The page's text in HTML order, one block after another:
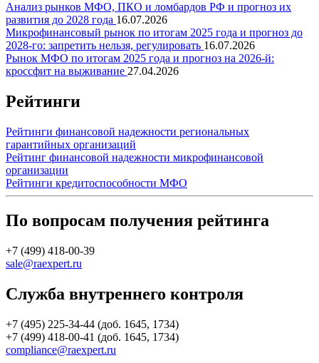
Анализ рынков МФО, ПКО и ломбардов РФ и прогноз их
развития до 2028 года 16.07.2026
Микрофинансовый рынок по итогам 2025 года и прогноз до
2028-го: запретить нельзя, регулировать 16.07.2026
Рынок МФО по итогам 2025 года и прогноз на 2026-й:
кроссфит на выживание 27.04.2026
Рейтинги
Рейтинги финансовой надежности региональных
гарантийных организаций
Рейтинг финансовой надежности микрофинансовой
организации
Рейтинги кредитоспособности МФО
По вопросам получения рейтинга
+7 (499) 418-00-39
sale@raexpert.ru
Служба внутреннего контроля
+7 (495) 225-34-44 (доб. 1645, 1734)
+7 (499) 418-00-41 (доб. 1645, 1734)
compliance@raexpert.ru